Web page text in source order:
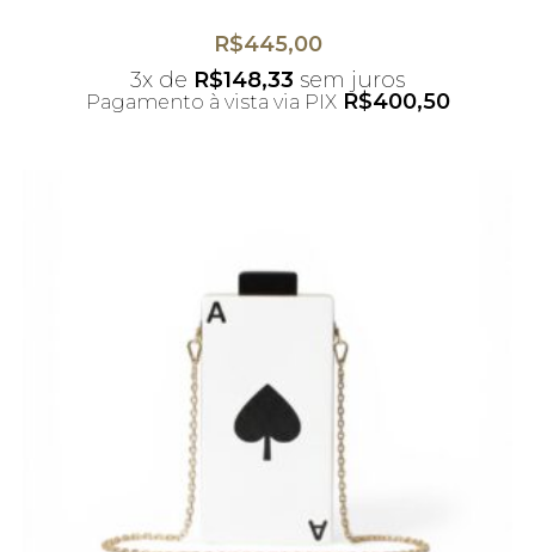
R$445,00
3x de R$148,33 sem juros
Pagamento à vista via PIX R$400,50